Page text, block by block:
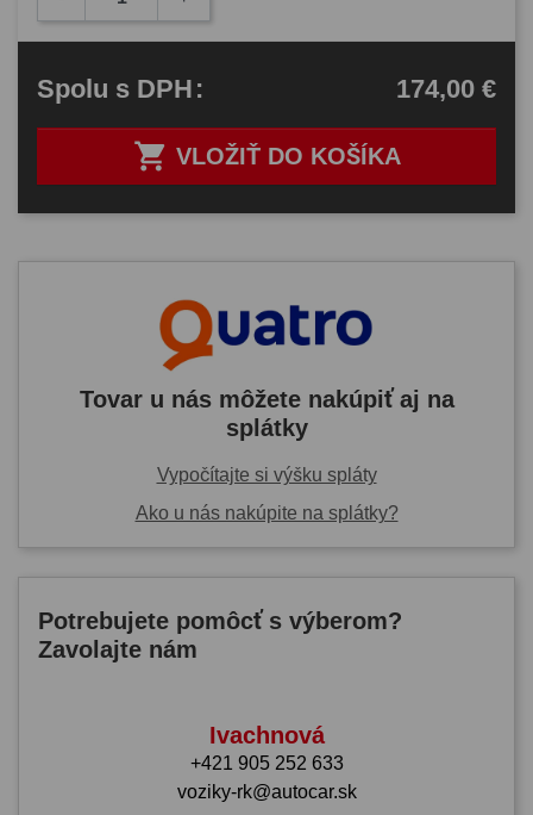
 VLOŽIŤ DO KOŠÍKA
Spolu s DPH: 174,00 €
Tovar u nás môžete nakúpiť aj na
splátky
Vypočítajte si výšku spláty
Ako u nás nakúpite na splátky?
Potrebujete pomôcť s výberom?
Zavolajte nám
Ivachnová
+421 905 252 633
voziky-rk@autocar.sk